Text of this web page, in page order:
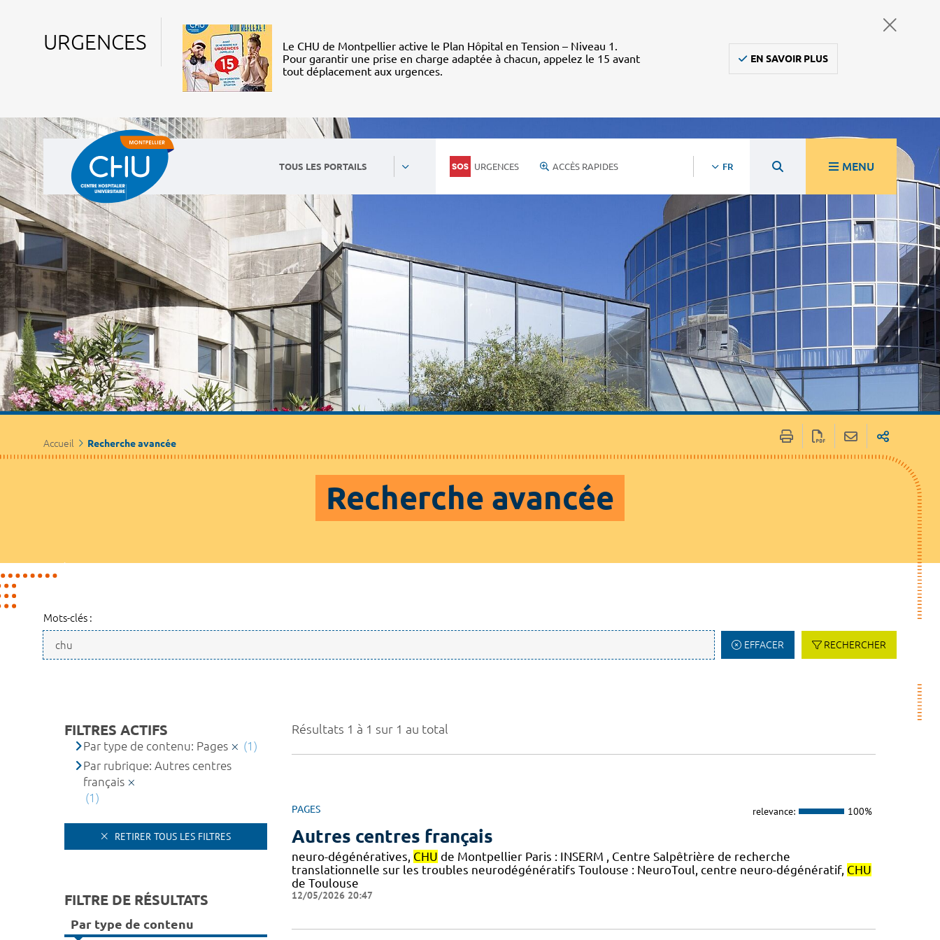
URGENCES
Le CHU de Montpellier active le Plan Hôpital en Tension – Niveau 1.
Pour garantir une prise en charge adaptée à chacun, appelez le 15 avant
tout déplacement aux urgences.
EN SAVOIR PLUS
TOUS LES PORTAILS URGENCES ACCÈS RAPIDES FR MENU
Accueil Recherche avancée
Recherche avancée
Mots-clés :
EFFACER RECHERCHER
Résultats 1 à 1 sur 1 au total
PAGES relevance: 100%
Autres centres français
neuro-dégénératives, CHU de Montpellier Paris : INSERM , Centre Salpêtrière de recherche
translationnelle sur les troubles neurodégénératifs Toulouse : NeuroToul, centre neuro-dégénératif, CHU
de Toulouse
12/05/2026 20:47
FILTRES ACTIFS
Par type de contenu: Pages
(1)
Par rubrique: Autres centres
français
(1)
RETIRER TOUS LES FILTRES
FILTRE DE RÉSULTATS
Par type de contenu